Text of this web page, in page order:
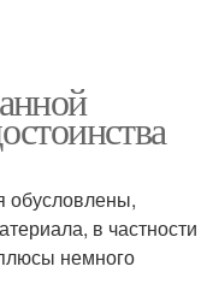
обусловлены,
в частности
немного